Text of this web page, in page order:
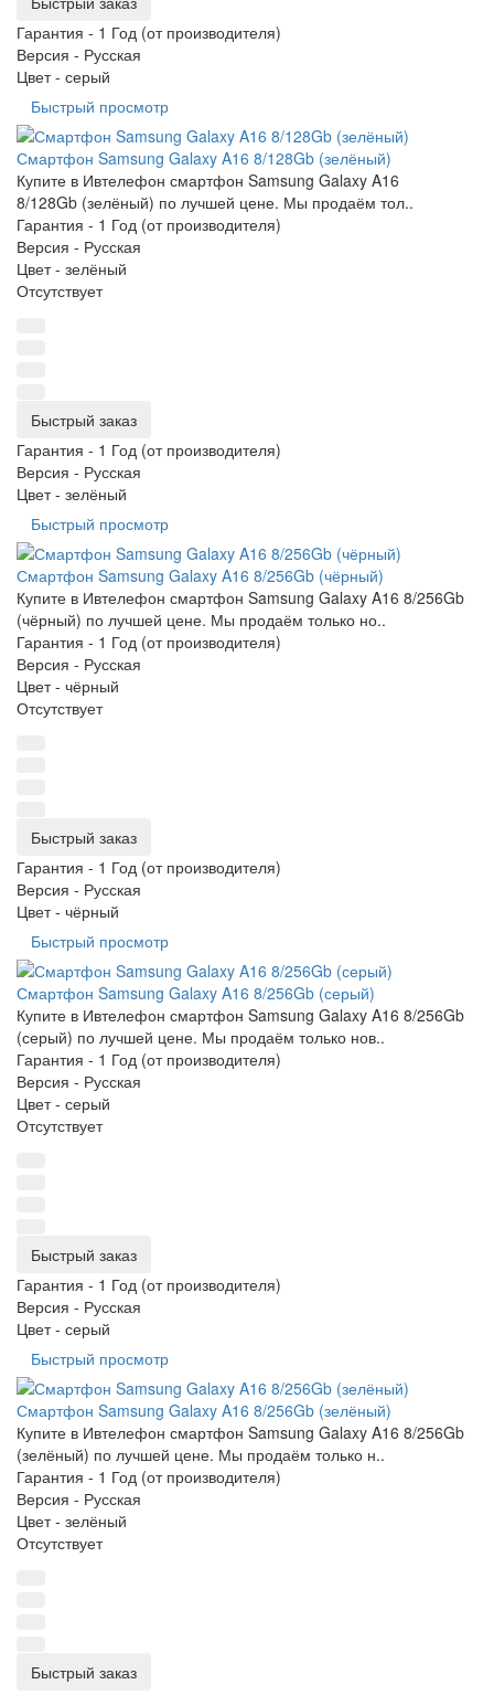
Гарантия - 1 Год (от производителя)
Версия - Русская
Цвет - серый
Быстрый просмотр
Смартфон Samsung Galaxy A16 8/128Gb (зелёный)
Купите в Ивтелефон смартфон Samsung Galaxy A16
8/128Gb (зелёный) по лучшей цене. Мы продаём тол..
Гарантия - 1 Год (от производителя)
Версия - Русская
Цвет - зелёный
Отсутствует
Быстрый заказ
Гарантия - 1 Год (от производителя)
Версия - Русская
Цвет - зелёный
Быстрый просмотр
Смартфон Samsung Galaxy A16 8/256Gb (чёрный)
Купите в Ивтелефон смартфон Samsung Galaxy A16 8/256Gb
(чёрный) по лучшей цене. Мы продаём только но..
Гарантия - 1 Год (от производителя)
Версия - Русская
Цвет - чёрный
Отсутствует
Быстрый заказ
Гарантия - 1 Год (от производителя)
Версия - Русская
Цвет - чёрный
Быстрый просмотр
Смартфон Samsung Galaxy A16 8/256Gb (серый)
Купите в Ивтелефон смартфон Samsung Galaxy A16 8/256Gb
(серый) по лучшей цене. Мы продаём только нов..
Гарантия - 1 Год (от производителя)
Версия - Русская
Цвет - серый
Отсутствует
Быстрый заказ
Гарантия - 1 Год (от производителя)
Версия - Русская
Цвет - серый
Быстрый просмотр
Смартфон Samsung Galaxy A16 8/256Gb (зелёный)
Купите в Ивтелефон смартфон Samsung Galaxy A16 8/256Gb
(зелёный) по лучшей цене. Мы продаём только н..
Гарантия - 1 Год (от производителя)
Версия - Русская
Цвет - зелёный
Отсутствует
Быстрый заказ